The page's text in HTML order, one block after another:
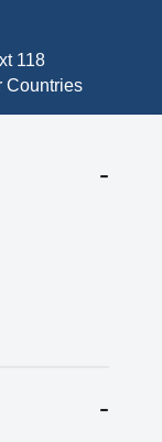
118
Countries